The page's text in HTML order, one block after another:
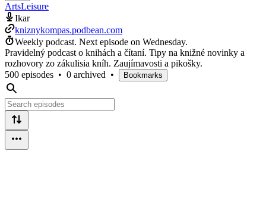
ArtsLeisure
Ikar
kniznykompas.podbean.com
Weekly podcast. Next episode on Wednesday.
Pravidelný podcast o knihách a čítaní. Tipy na knižné novinky a
rozhovory zo zákulisia kníh. Zaujímavosti a pikošky.
500 episodes • 0 archived • Bookmarks